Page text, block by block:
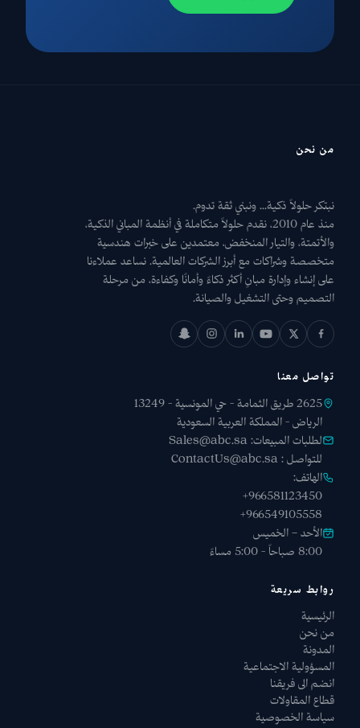
من نحن
نبتكر حلولاً ذكية... ونبني ثقة تدوم.
منذ عام 2010، نقدم حلولاً متكاملة في أنظمة المباني الذكية،
والأتمتة، والتيار المنخفض، معتمدين على خبرات هندسية
متخصصة وشراكات مع أبرز الشركات العالمية. نساعد عملاءنا
على إنشاء وإدارة مبانٍ أكثر ذكاءً وأمانًا وكفاءة، من مرحلة
التصميم وحتى التشغيل والصيانة.
تواصل معنا
2625 طريق الثمامة - حي المونسية - 13249
الرياض - المملكة العربية السعودية
لطلبات المبيعات: Sales@abc.sa
للتواصل : ContactUs@abc.sa
الهاتف:
+966581123450
+966549105558
الأحد – الخميس
8:00 صباحاً - 5:00 مساءً
روابط سريعة
الرئيسية
من نحن
المدونة
المسؤولية الاجتماعية
انضم الى فريقنا
قطاع المقاولات
سياسة الخصوصية